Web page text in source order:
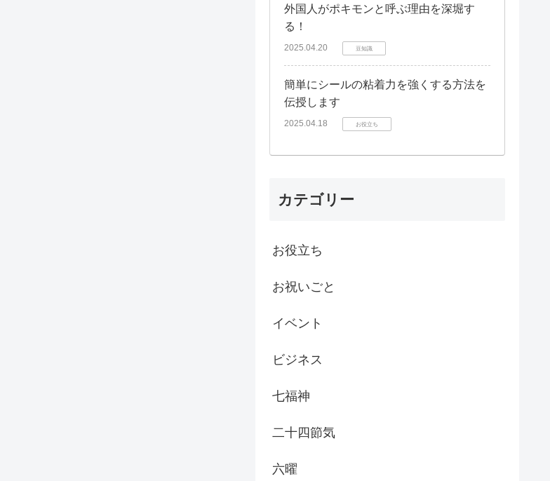
外国人がポキモンと呼ぶ理由を深堀す
る！
2025.04.20 豆知識
簡単にシールの粘着力を強くする方法を
伝授します
2025.04.18 お役立ち
カテゴリー
お役立ち
お祝いごと
イベント
ビジネス
七福神
二十四節気
六曜